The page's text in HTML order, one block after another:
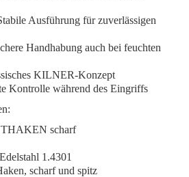
Ausführung für zuverlässigen
Handhabung auch bei feuchten
KILNER-Konzept
Kontrolle während des Eingriffs
scharf
1.4301
scharf und spitz